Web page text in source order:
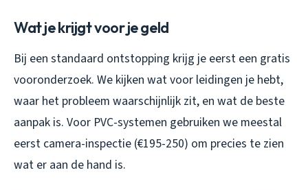
Wat je krijgt voor je geld
Bij een standaard ontstopping krijg je eerst een gratis
vooronderzoek. We kijken wat voor leidingen je hebt,
waar het probleem waarschijnlijk zit, en wat de beste
aanpak is. Voor PVC-systemen gebruiken we meestal
eerst camera-inspectie (€195-250) om precies te zien
wat er aan de hand is.